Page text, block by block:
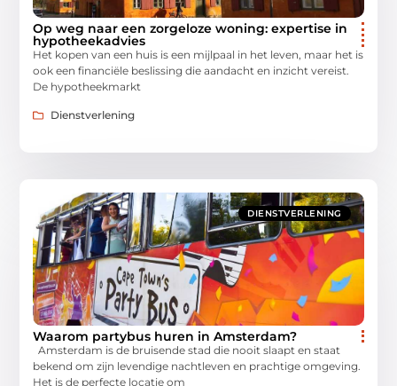
Op weg naar een zorgeloze woning: expertise in
hypotheekadvies
Het kopen van een huis is een mijlpaal in het leven, maar het is
ook een financiële beslissing die aandacht en inzicht vereist.
De hypotheekmarkt
Dienstverlening
DIENSTVERLENING
Waarom partybus huren in Amsterdam?
Amsterdam is de bruisende stad die nooit slaapt en staat
bekend om zijn levendige nachtleven en prachtige omgeving.
Het is de perfecte locatie om